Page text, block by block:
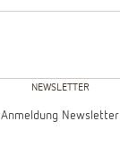
NEWSLETTER
Anmeldung Newsletter